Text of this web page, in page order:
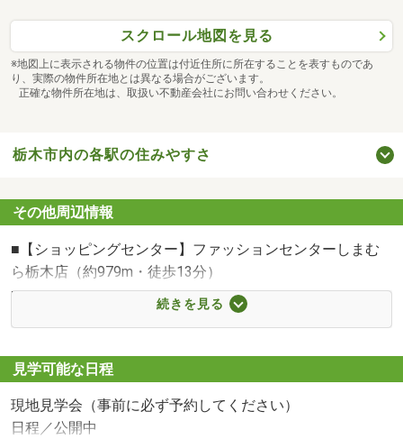
スクロール地図を見る
※地図上に表示される物件の位置は付近住所に所在することを表すものであ
り、実際の物件所在地とは異なる場合がございます。
正確な物件所在地は、取扱い不動産会社にお問い合わせください。
栃木市内の各駅の住みやすさ
その他周辺情報
■【ショッピングセンター】ファッションセンターしまむ
ら栃木店（約979m・徒歩13分）
■【スーパー】とりせん蔵の街店（約908m・徒歩12分）
■【コンビニ】ローソン栃木片柳二丁目店（約726m・徒歩
■【ドラッグストア】クスリのアオキ薗部店（約655m・徒
歩9分）
■【ホームセンター】ホームセンターカンセキ栃木そのべ
店（約924m・徒歩12分）
続きを見る
見学可能な日程
現地見学会（事前に必ず予約してください）
日程／公開中